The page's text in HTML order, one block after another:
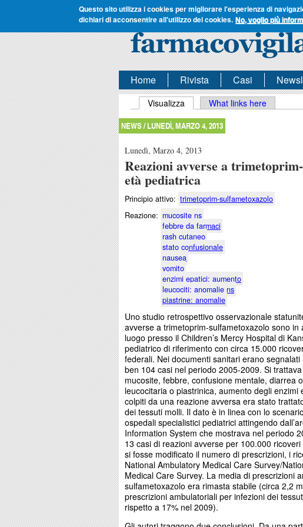
Questo sito utilizza i cookies per migliorare l'esperienza di
dichiari di acconsentire all'utilizzo dei cookies. No, voglio più
Home
Rivista Casi
Schede primarie
Visualizza (scheda attiva)
What links here
NEWS /LUNEDÌ, MARZO 4, 2013
Lunedì, Marzo 4, 2013
Reazioni avverse a
età pediatrica
Principio attivo: trimetoprim-sulfametoxazolo
Reazione: mucosite ns
febbre da farmaci
rash cutaneo
stato confusionale
nausea
vomito
enzimi epatici: aumento
leucociti: anomalie ns
piastrine: anomalie
Uno studio retrospettivo osservazionale
avverse a trimetoprim-sulfametoxazolo sono in
luogo presso il Children’s Mercy Hospital di
pediatrico di riferimento con circa 15.000
federali. Nei documenti sanitari erano
ben 104 casi nel periodo 2005-2009. Si
mucosite, febbre, confusione mentale, diarrea
leucocitaria o piastrinica, aumento degli enzimi
colpiti da una reazione avversa era stato
dei tessuti molli. Il dato è in linea con lo
ospedali specialistici pediatrici attingendo
Information System che mostrava nel periodo
13 casi di reazioni avverse per 100.000
si fosse modificato il numero di prescrizioni, i
National Ambulatory Medical Care Survey/
Medical Care Survey. La media di prescrizioni
sulfametoxazolo era rimasta stabile (circa 2,2
prescrizioni ambulatoriali per infezioni dei
rispetto a 17% nel 2009).